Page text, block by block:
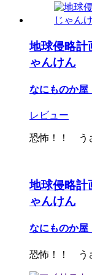
地球侵略計
ゃんけん
なにものか
レビュー
恐怖！！ う
地球侵略計
ゃんけん
なにものか
恐怖！！ う